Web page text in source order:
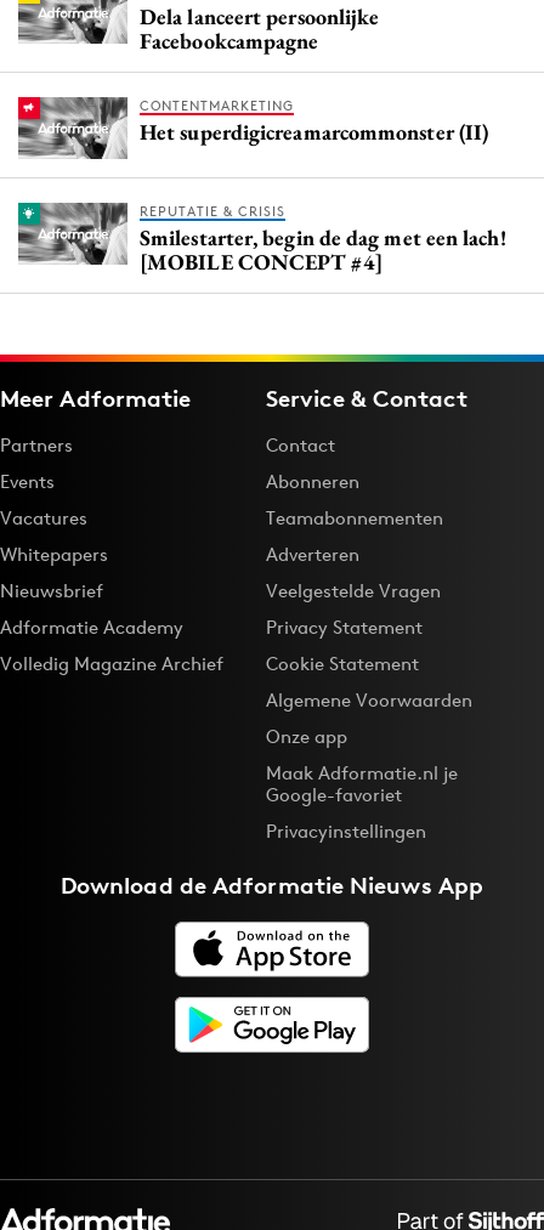
Dela lanceert persoonlijke
Facebookcampagne
CONTENTMARKETING
Het superdigicreamarcommonster (II)
REPUTATIE & CRISIS
Smilestarter, begin de dag met een lach!
[MOBILE CONCEPT #4]
Meer Adformatie
Partners
Events
Vacatures
Whitepapers
Nieuwsbrief
Adformatie Academy
Volledig Magazine Archief
Service & Contact
Contact
Abonneren
Teamabonnementen
Adverteren
Veelgestelde Vragen
Privacy Statement
Cookie Statement
Algemene Voorwaarden
Onze app
Maak Adformatie.nl je
Google-favoriet
Privacyinstellingen
Download deAdformatie Nieuws App